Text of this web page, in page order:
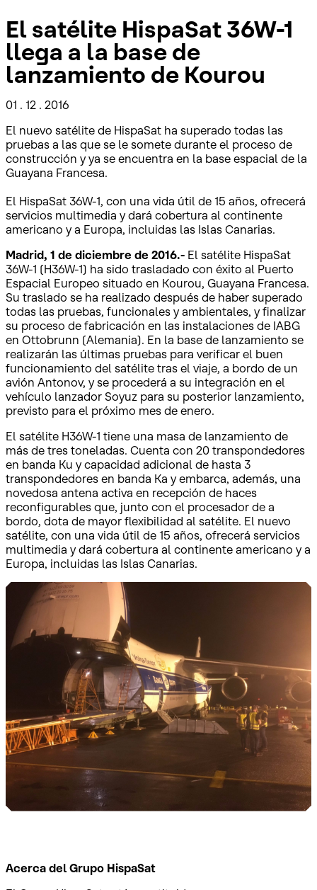
El satélite HispaSat 36W-1
llega a la base de
lanzamiento de Kourou
01 . 12 . 2016
El nuevo satélite de HispaSat ha superado todas las
pruebas a las que se le somete durante el proceso de
construcción y ya se encuentra en la base espacial de la
Guayana Francesa.
El HispaSat 36W-1, con una vida útil de 15 años, ofrecerá
servicios multimedia y dará cobertura al continente
americano y a Europa, incluidas las Islas Canarias.
Madrid, 1 de diciembre de 2016.- El satélite HispaSat
36W-1 (H36W-1) ha sido trasladado con éxito al Puerto
Espacial Europeo situado en Kourou, Guayana Francesa.
Su traslado se ha realizado después de haber superado
todas las pruebas, funcionales y ambientales, y finalizar
su proceso de fabricación en las instalaciones de IABG
en Ottobrunn (Alemania). En la base de lanzamiento se
realizarán las últimas pruebas para verificar el buen
funcionamiento del satélite tras el viaje, a bordo de un
avión Antonov, y se procederá a su integración en el
vehículo lanzador Soyuz para su posterior lanzamiento,
previsto para el próximo mes de enero.
El satélite H36W-1 tiene una masa de lanzamiento de
más de tres toneladas. Cuenta con 20 transpondedores
en banda Ku y capacidad adicional de hasta 3
transpondedores en banda Ka y embarca, además, una
novedosa antena activa en recepción de haces
reconfigurables que, junto con el procesador de a
bordo, dota de mayor flexibilidad al satélite. El nuevo
satélite, con una vida útil de 15 años, ofrecerá servicios
multimedia y dará cobertura al continente americano y a
Europa, incluidas las Islas Canarias.
Acerca del Grupo HispaSat